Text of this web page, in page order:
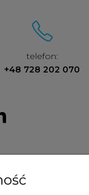
telefon:
+48 728 202 070
Biała, woj. śląskie,